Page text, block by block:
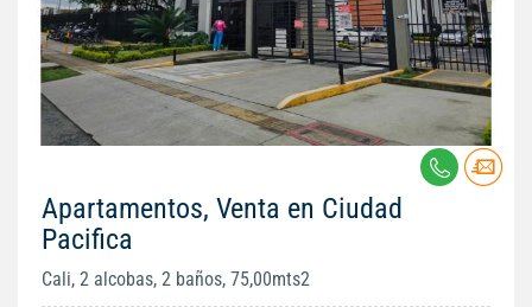
Apartamentos, Venta en Ciudad
Pacifica
Cali, 2 alcobas, 2 baños, 75,00mts2